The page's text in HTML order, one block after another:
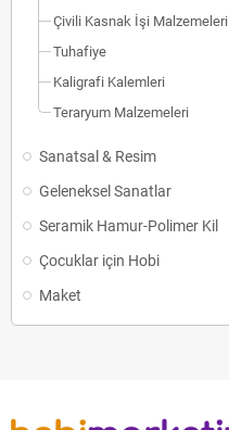
Çivili Kasnak İşi Malzemeleri
Tuhafiye
Kaligrafi Kalemleri
Teraryum Malzemeleri
Sanatsal & Resim
Geleneksel Sanatlar
Seramik Hamur-Polimer Kil
Çocuklar için Hobi
Maket